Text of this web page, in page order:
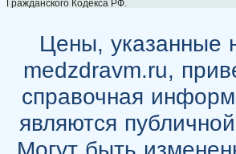
Гражданского Кодекса РФ.
Цены, указанные
medzdravm.ru,
справочная
являются